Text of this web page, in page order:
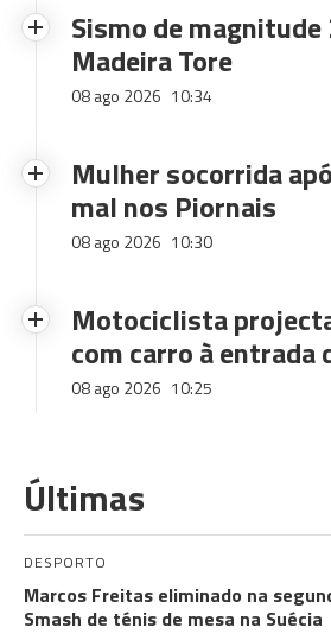
Sismo de magnitude
Madeira Tore
08 ago 2026 10:34
Mulher socorrida
mal nos Piornais
08 ago 2026 10:30
Motociclista
com carro à entrada
08 ago 2026 10:25
Últimas
DESPORTO
Marcos Freitas eliminado na
Smash de ténis de mesa na Suécia